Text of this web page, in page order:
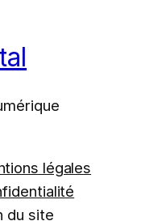
légales
du site